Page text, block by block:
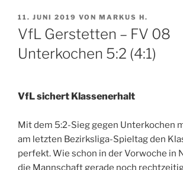
VERÖFFENTLICHT
AM
11. JUNI 2019 VON MARKUS H.
VfL Gerstetten – FV 08
Unterkochen 5:2 (4:1)
VfL sichert Klassenerhalt
Mit dem 5:2-Sieg gegen Unterkochen
am letzten Bezirksliga-Spieltag den
perfekt. Wie schon in der Vorwoche in
die Mannschaft gerade noch